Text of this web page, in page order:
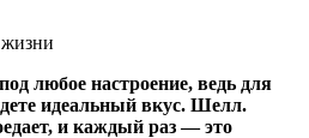
любое настроение, ведь для
идеальный вкус. Шелл.
и каждый раз — это